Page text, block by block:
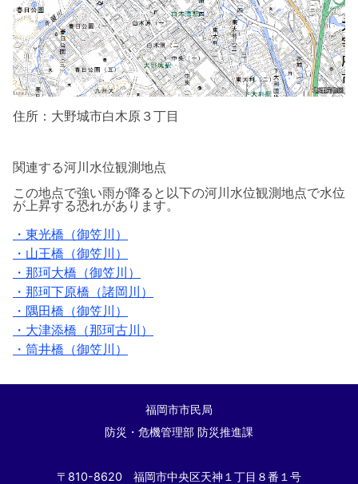
住所：大野城市白木原３丁目
関連する河川水位観測地点
この地点で強い雨が降ると以下の河川水位観測地点で水位
が上昇する恐れがあります。
・東光橋（御笠川）
・山王橋（御笠川）
・那珂大橋（御笠川）
・那珂下原橋（諸岡川）
・隅田橋（御笠川）
・大津添橋（那珂古川）
・筒井橋（御笠川）
福岡市市民局
防災・危機管理部 防災推進課
〒810-8620 福岡市中央区天神１丁目８番１号